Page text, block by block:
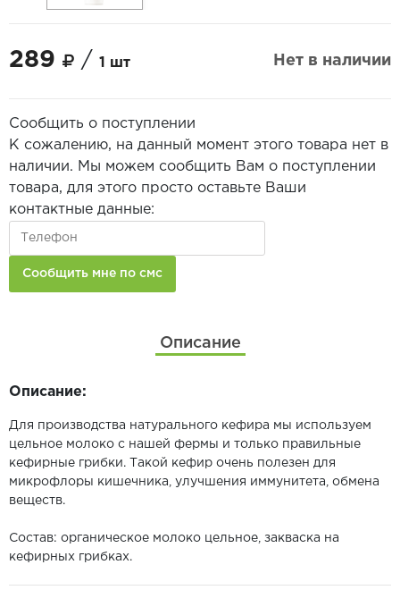
289 / 1 шт Нет в наличии
Сообщить о поступлении
К сожалению, на данный момент этого товара нет в
наличии. Мы можем сообщить Вам о поступлении
товара, для этого просто оставьте Ваши
контактные данные:
Описание
Описание:
Для производства натурального кефира мы используем
цельное молоко с нашей фермы и только правильные
кефирные грибки. Такой кефир очень полезен для
микрофлоры кишечника, улучшения иммунитета, обмена
веществ.
Состав: органическое молоко цельное, закваска на
кефирных грибках.